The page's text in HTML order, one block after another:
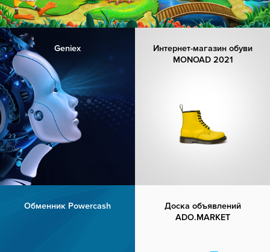
Geniex
Интернет-магазин обуви
MONOAD 2021
Обменник Powercash
Доска объявлений
ADO.MARKET